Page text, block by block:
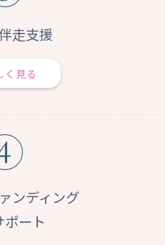
走支援
く見る
ンディング
ポート